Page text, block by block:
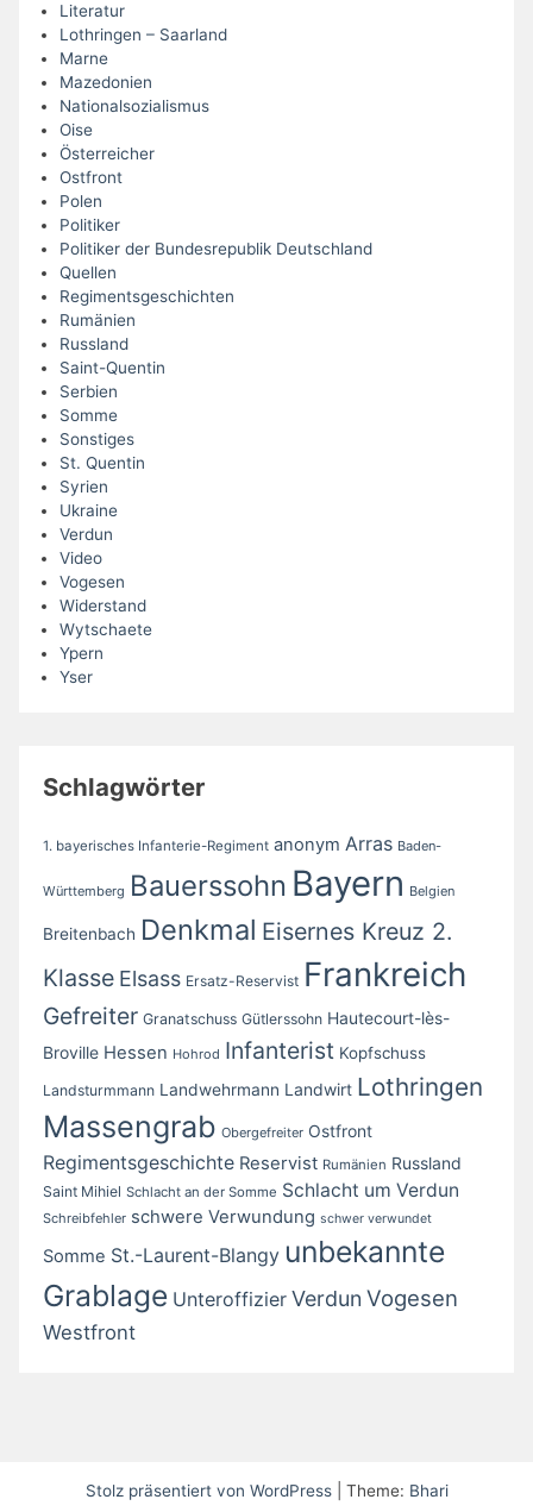
Literatur
Lothringen – Saarland
Marne
Mazedonien
Nationalsozialismus
Oise
Österreicher
Ostfront
Polen
Politiker
Politiker der Bundesrepublik Deutschland
Quellen
Regimentsgeschichten
Rumänien
Russland
Saint-Quentin
Serbien
Somme
Sonstiges
St. Quentin
Syrien
Ukraine
Verdun
Video
Vogesen
Widerstand
Wytschaete
Ypern
Yser
Schlagwörter
1. bayerisches Infanterie-Regiment anonym Arras Baden-
Württemberg Bauerssohn Bayern Belgien
Breitenbach Denkmal Eisernes Kreuz 2.
Klasse Elsass Ersatz-Reservist Frankreich
Gefreiter Granatschuss Gütlerssohn Hautecourt-lès-
Broville Hessen Hohrod Infanterist Kopfschuss
Landsturmmann Landwehrmann Landwirt Lothringen
Massengrab Obergefreiter Ostfront
Regimentsgeschichte Reservist Rumänien Russland
Saint Mihiel Schlacht an der Somme Schlacht um Verdun
Schreibfehler schwere Verwundung schwer verwundet
Somme St.-Laurent-Blangy unbekannte
Grablage Unteroffizier Verdun Vogesen
Westfront
Stolz präsentiert von WordPress Theme: Bhari